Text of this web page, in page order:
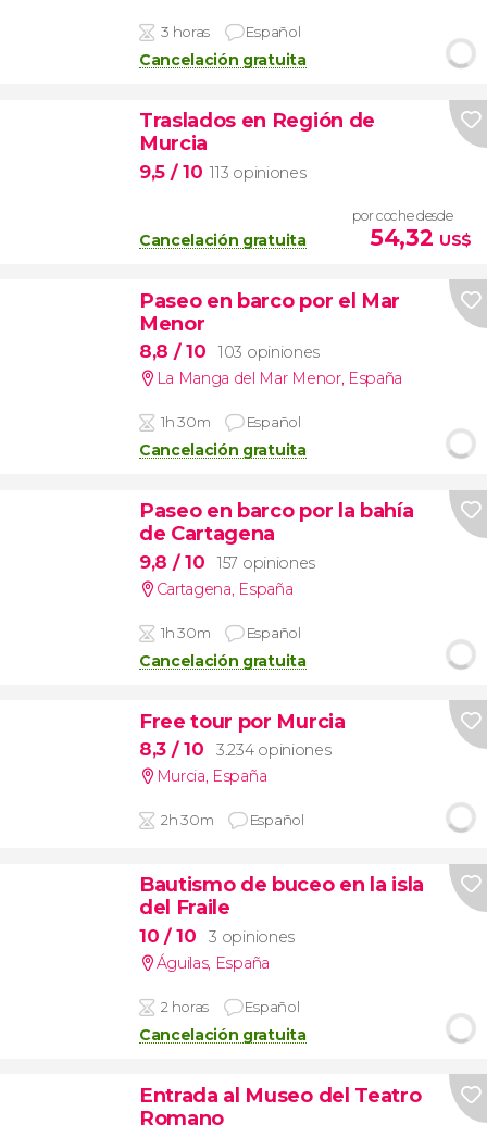
3 horas Español
Cancelación gratuita
Traslados en Región de
Murcia
9,5 / 10 113 opiniones
Cancelación gratuita
por coche desde
54,32 US$
Paseo en barco por el Mar
Menor
8,8 / 10
103 opiniones
La Manga del Mar Menor, España
1h 30m Español
Cancelación gratuita
Paseo en barco por la bahía
de Cartagena
9,8 / 10
157 opiniones
Cartagena, España
1h 30m Español
Cancelación gratuita
Free tour por Murcia
8,3 / 10
3.234 opiniones
Murcia, España
2h 30m Español
Bautismo de buceo en la isla
del Fraile
10 / 10
3 opiniones
Águilas, España
2 horas Español
Cancelación gratuita
Entrada al Museo del Teatro
Romano